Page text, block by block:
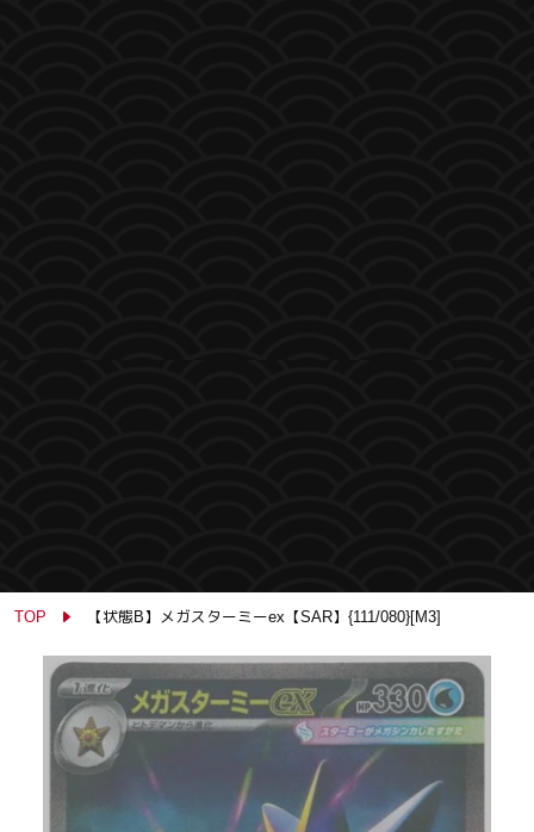
TOP 【状態B】メガスターミーex【SAR】{111/080}[M3]